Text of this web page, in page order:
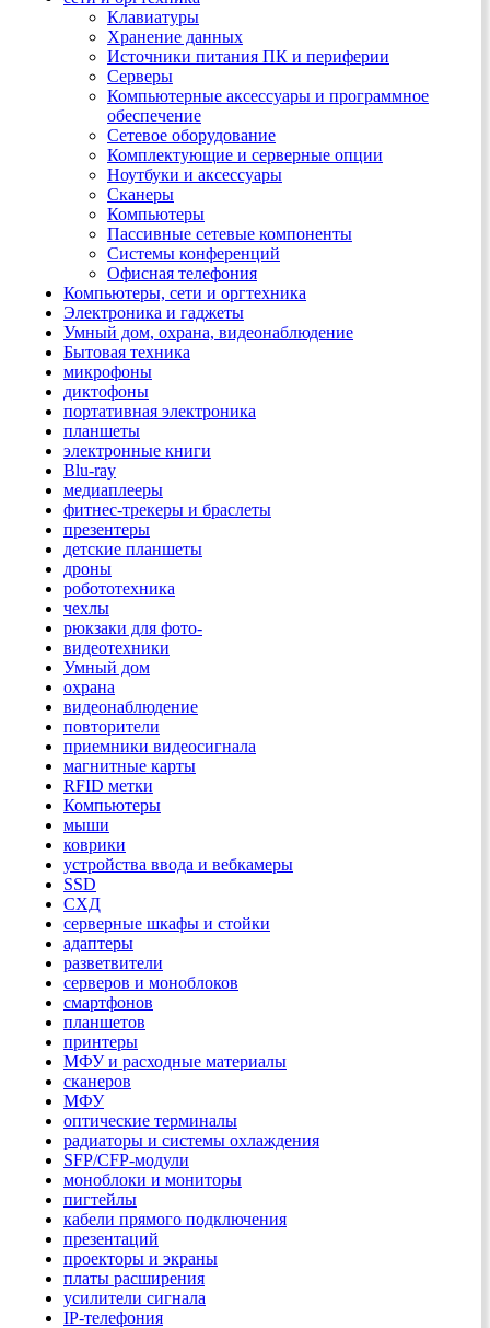
Клавиатуры
Хранение данных
Источники питания ПК и периферии
Серверы
Компьютерные аксессуары и программное
обеспечение
Сетевое оборудование
Комплектующие и серверные опции
Ноутбуки и аксессуары
Сканеры
Компьютеры
Пассивные сетевые компоненты
Системы конференций
Офисная телефония
Компьютеры, сети и оргтехника
Электроника и гаджеты
Умный дом, охрана, видеонаблюдение
Бытовая техника
микрофоны
диктофоны
портативная электроника
планшеты
электронные книги
Blu-ray
медиаплееры
фитнес-трекеры и браслеты
презентеры
детские планшеты
дроны
робототехника
чехлы
рюкзаки для фото-
видеотехники
Умный дом
охрана
видеонаблюдение
повторители
приемники видеосигнала
магнитные карты
RFID метки
Компьютеры
мыши
коврики
устройства ввода и вебкамеры
SSD
СХД
серверные шкафы и стойки
адаптеры
разветвители
серверов и моноблоков
смартфонов
планшетов
принтеры
МФУ и расходные материалы
сканеров
МФУ
оптические терминалы
радиаторы и системы охлаждения
SFP/CFP-модули
моноблоки и мониторы
пигтейлы
кабели прямого подключения
презентаций
проекторы и экраны
платы расширения
усилители сигнала
IP-телефония